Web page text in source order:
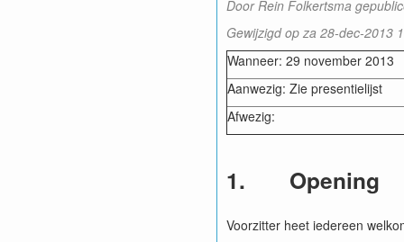
Door Rein Folkertsma
Gewijzigd op za 28-dec-2013
Wanneer: 29 november 2013
Aanwezig: Zie presentielijst
Afwezig:
1. Opening
Voorzitter heet iedereen